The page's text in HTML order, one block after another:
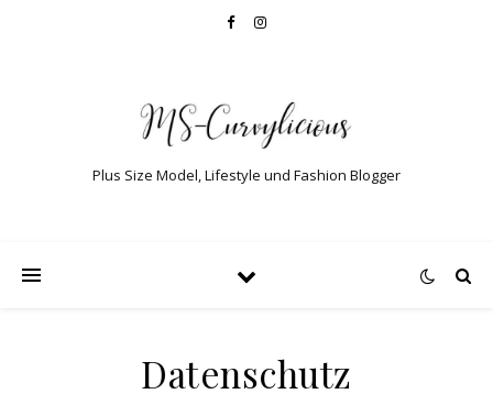
Plus Size Model, Lifestyle und Fashion Blogger
Datenschutz